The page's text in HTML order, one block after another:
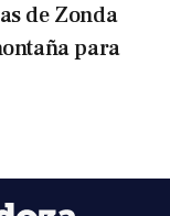
de Zonda
para